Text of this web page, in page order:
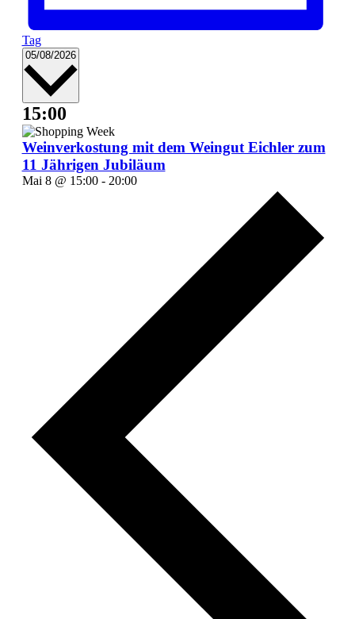
Tag
05/08/2026 Datum
15:00
Weinverkostung mit dem Weingut Eichler zum
11 Jährigen Jubiläum
Mai 8 @ 15:00- 20:00